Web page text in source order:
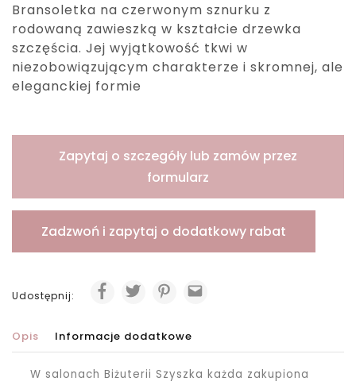
Bransoletka na czerwonym sznurku z
rodowaną zawieszką w kształcie drzewka
szczęścia. Jej wyjątkowość tkwi w
niezobowiązującym charakterze i skromnej, ale
eleganckiej formie
Zapytaj o szczegóły lub zamów przez
formularz
Zadzwoń i zapytaj o dodatkowy rabat
Udostępnij:
Opis Informacje dodatkowe
W salonach Biżuterii Szyszka każda zakupiona